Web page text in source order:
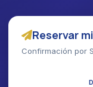
Reservar
Confirmación por